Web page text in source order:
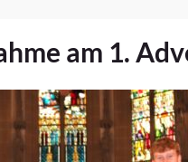
am 1.